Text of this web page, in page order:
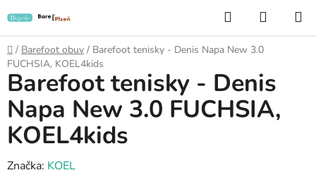
na
obsah
Hledat
KOŠÍK
Domů
/ Barefoot obuv / Barefoot tenisky - Denis Napa New 3.0
FUCHSIA, KOEL4kids
Barefoot tenisky - Denis
Napa New 3.0 FUCHSIA,
KOEL4kids
Značka: KOEL